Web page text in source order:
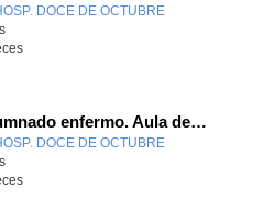
DOCE DE OCTUBRE-
Atención alumnado enfermo. Aula dentro del hospital. Sara Martín Fernández.
DOCE DE OCTUBRE-